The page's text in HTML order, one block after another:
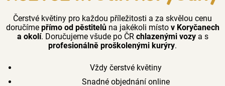
Čerstvé květiny pro každou příležitosti a za skvělou cenu
doručíme přímo od pěstitelůna jakékoli místo v Koryčanech
a okolí. Doručujeme všude po ČR chlazenými vozya s
profesionálně proškolenými kurýry.
Vždy čerstvé květiny
Snadné objednání online